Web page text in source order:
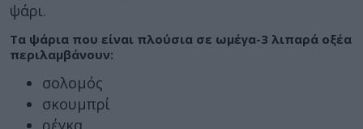
ψάρι.
Τα ψάρια που είναι πλούσια σε ωμέγα-3 λιπαρά οξέα
περιλαμβάνουν:
σολομός
σκουμπρί
ρέγκα